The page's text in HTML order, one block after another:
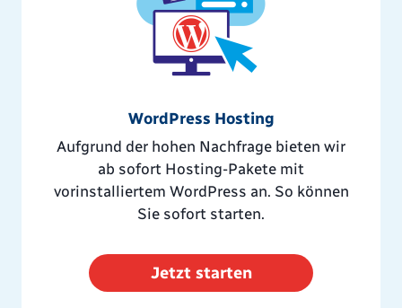
WordPress Hosting
Aufgrund der hohen Nachfrage bieten wir
ab sofort Hosting-Pakete mit
vorinstalliertem WordPress an. So können
Sie sofort starten.
Jetzt starten